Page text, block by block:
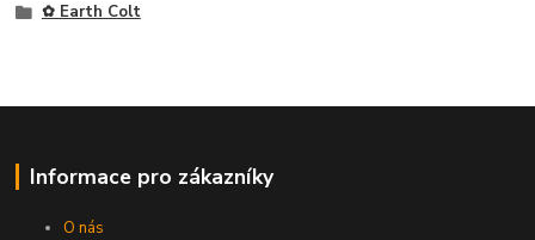
✿ Earth Colt
Informace pro zákazníky
O nás